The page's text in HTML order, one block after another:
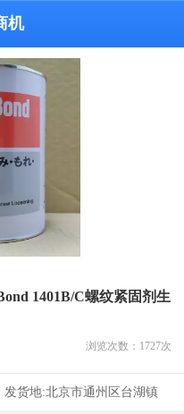
机
1401B/C螺纹紧固剂生
浏览次数： 1727次
发货地:北京市通州区台湖镇